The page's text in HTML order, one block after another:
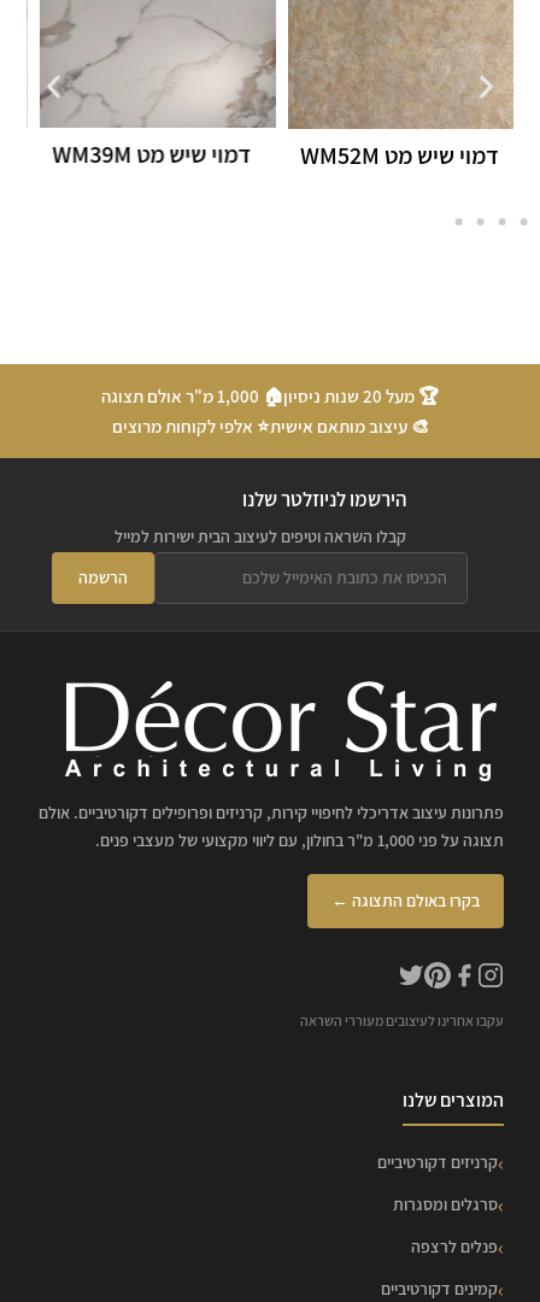
דמוי שיש מט WM39M חיפוי קיר דמוי שיש
🏆 מעל 20 שנות ניסיון
🏠 1,000 מ"ר אולם תצוגה
🎨 עיצוב מותאם אישית⭐ אלפי לקוחות מרוצים
הירשמו לניוזלטר שלנו
קבלו השראה וטיפים לעיצוב הבית ישירות למייל
הרשמה
פתרונות עיצוב אדריכלי לחיפויי קירות, קרניזים ופרופילים דקורטיביים. אולם
תצוגה על פני 1,000 מ"ר בחולון, עם ליווי מקצועי של מעצבי פנים.
בקרו באולם התצוגה ←
עקבו אחרינו לעיצובים מעוררי השראה
המוצרים שלנו
קרניזים דקורטיביים
סרגלים ומסגרות
פנלים לרצפה
קמינים דקורטיביים